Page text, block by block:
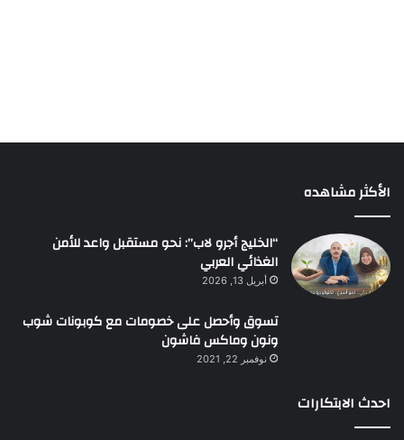
الأكثر مشاهده
“الخليج أجرو لاب”: نحو مستقبل واعد للأمن
الغذائي العربي
أبريل 13, 2026
تسوق وأحصل على خصومات مع كوبونات شوب
ونون وماكس فاشون
نوفمبر 22, 2021
احدث الابتكارات